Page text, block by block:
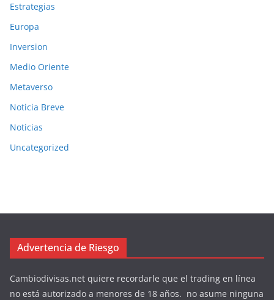
Estrategias
Europa
Inversion
Medio Oriente
Metaverso
Noticia Breve
Noticias
Uncategorized
Advertencia de Riesgo
Cambiodivisas.net quiere recordarle que el trading en línea
no está autorizado a menores de 18 años. no asume ninguna